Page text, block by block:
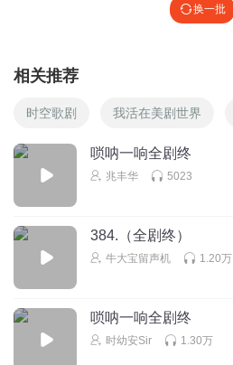
换一批
相关推荐
时空歌剧 我活在美剧世界
唢呐一响全剧终
兆丰华 5023
384.（全剧终）
牛大宝留声机 1.20万
唢呐一响全剧终
时幼安Sir 1.30万